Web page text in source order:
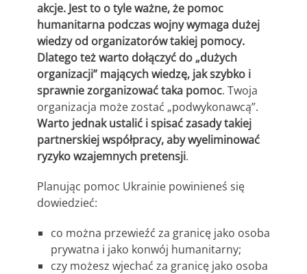
akcje. Jest to o tyle ważne, że pomoc
humanitarna podczas wojny wymaga dużej
wiedzy od organizatorów takiej pomocy.
Dlatego też warto dołączyć do „dużych
organizacji” mających wiedzę, jak szybko i
sprawnie zorganizować taka pomoc. Twoja
organizacja może zostać „podwykonawcą”.
Warto jednak ustalić i spisać zasady takiej
partnerskiej współpracy, aby wyeliminować
ryzyko wzajemnych pretensji.
Planując pomoc Ukrainie powinieneś się
dowiedzieć:
co można przewieźć za granicę jako osoba
prywatna i jako konwój humanitarny;
czy możesz wjechać za granicę jako osoba